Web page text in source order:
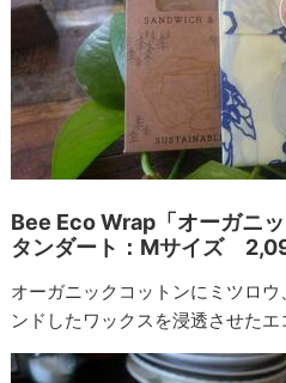
Bee Eco Wrap「オーガニ
タンダート：Mサイズ
オーガニックコットンにミツロ
ンドしたワックスを浸透させたエ